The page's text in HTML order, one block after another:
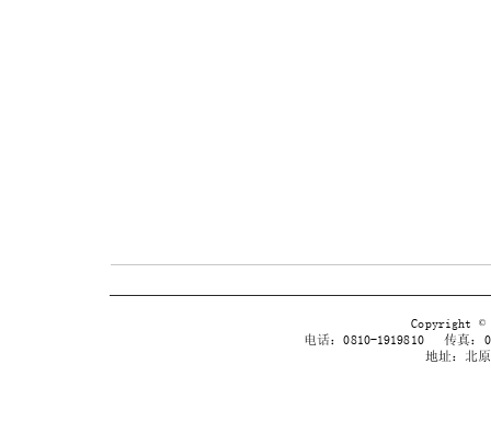
Copyright ©
电话：0810-1919810 传真：
地址：北